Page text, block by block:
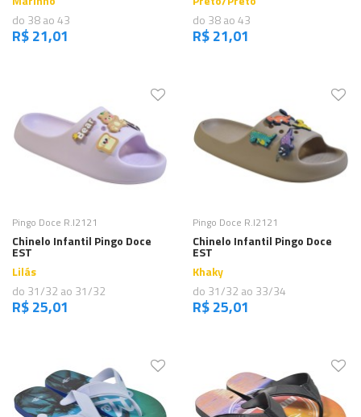
do 38 ao 43
R$ 21,01
do 38 ao 43
R$ 21,01
Comprar
Pingo Doce R.I2121
Chinelo Infantil Pingo Doce
EST
Lilás
do 31/32 ao 31/32
R$ 25,01
Comprar
Pingo Doce R.I2121
Chinelo Infantil Pingo Doce
EST
Khaky
do 31/32 ao 33/34
R$ 25,01